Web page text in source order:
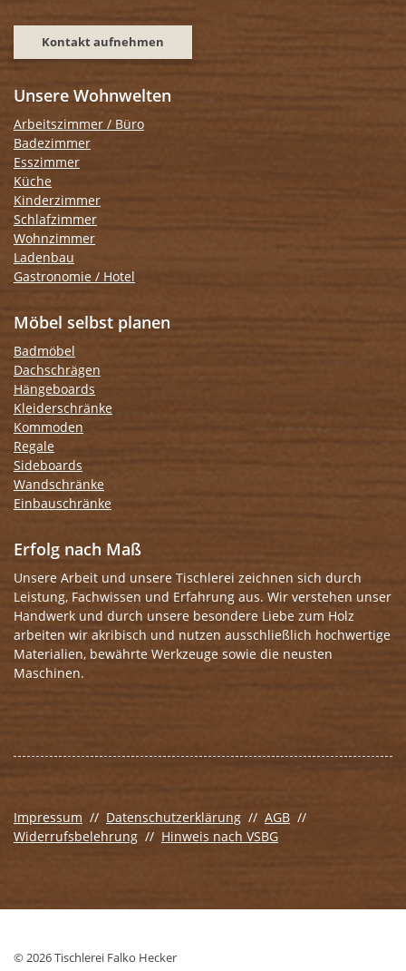
Kontakt aufnehmen
Unsere Wohnwelten
Arbeitszimmer / Büro
Badezimmer
Esszimmer
Küche
Kinderzimmer
Schlafzimmer
Wohnzimmer
Ladenbau
Gastronomie / Hotel
Möbel selbst planen
Badmöbel
Dachschrägen
Hängeboards
Kleiderschränke
Kommoden
Regale
Sideboards
Wandschränke
Einbauschränke
Erfolg nach Maß
Unsere Arbeit und unsere Tischlerei zeichnen sich durch
Leistung, Fachwissen und Erfahrung aus. Wir verstehen unser
Handwerk und durch unsere besondere Liebe zum Holz
arbeiten wir akribisch und nutzen ausschließlich hochwertige
Materialien, bewährte Werkzeuge sowie die neusten
Maschinen.
Impressum // Datenschutzerklärung // AGB //
Widerrufsbelehrung // Hinweis nach VSBG
© 2026 Tischlerei Falko Hecker